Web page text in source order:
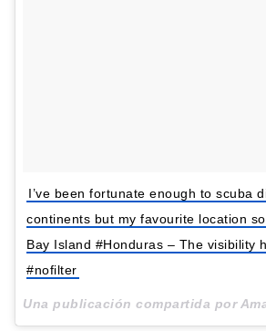
I’ve been fortunate enough to scuba
continents but my favourite location
Bay Island #Honduras – The visibility
#nofilter